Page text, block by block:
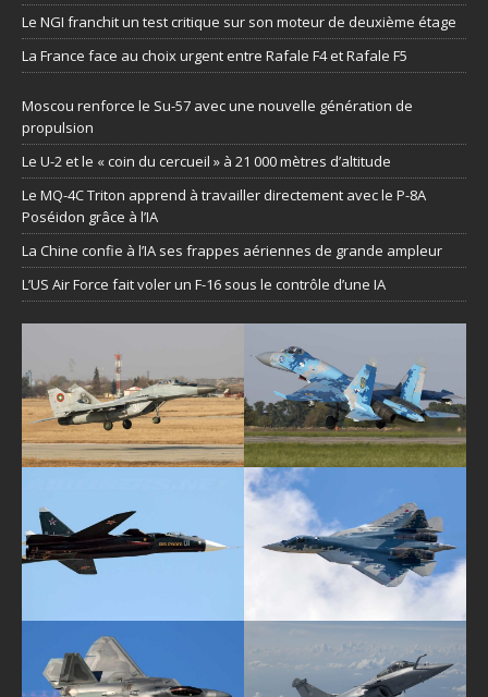
Le NGI franchit un test critique sur son moteur de deuxième étage
La France face au choix urgent entre Rafale F4 et Rafale F5
Moscou renforce le Su-57 avec une nouvelle génération de
propulsion
Le U-2 et le « coin du cercueil » à 21 000 mètres d’altitude
Le MQ-4C Triton apprend à travailler directement avec le P-8A
Poséidon grâce à l’IA
La Chine confie à l’IA ses frappes aériennes de grande ampleur
L’US Air Force fait voler un F-16 sous le contrôle d’une IA